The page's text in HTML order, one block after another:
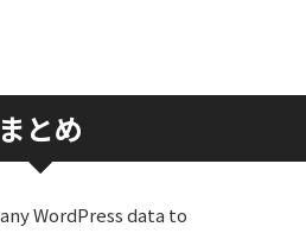
まとめ
WordPress data to